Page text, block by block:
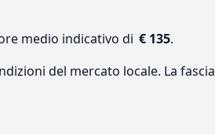
medio indicativo di € 135.
del mercato locale. La fascia